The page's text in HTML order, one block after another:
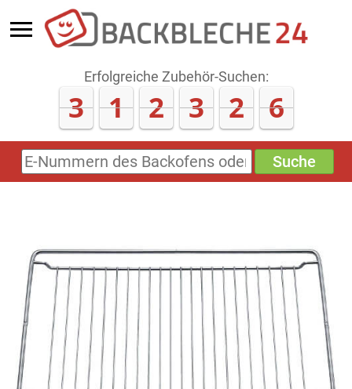
Erfolgreiche Zubehör-Suchen:
3 1 2 3 2 6
E-
Nummern
Sonderzeichen)
Suche